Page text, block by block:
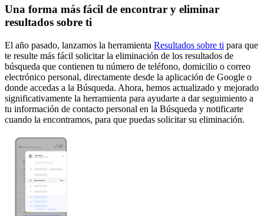
Una forma más fácil de encontrar y eliminar
resultados sobre ti
El año pasado, lanzamos la herramienta Resultados sobre ti para que
te resulte más fácil solicitar la eliminación de los resultados de
búsqueda que contienen tu número de teléfono, domicilio o correo
electrónico personal, directamente desde la aplicación de Google o
donde accedas a la Búsqueda. Ahora, hemos actualizado y mejorado
significativamente la herramienta para ayudarte a dar seguimiento a
tu información de contacto personal en la Búsqueda y notificarte
cuando la encontramos, para que puedas solicitar su eliminación.